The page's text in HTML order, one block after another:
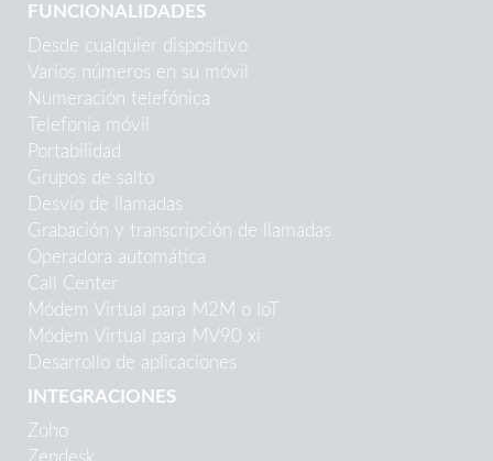
FUNCIONALIDADES
Desde cualquier dispositivo
Varios números en su móvil
Numeración telefónica
Telefonía móvil
Portabilidad
Grupos de salto
Desvío de llamadas
Grabación y transcripción de llamadas
Operadora automática
Call Center
Módem Virtual para M2M o IoT
Módem Virtual para MV90 xi
Desarrollo de aplicaciones
INTEGRACIONES
Zoho
Zendesk